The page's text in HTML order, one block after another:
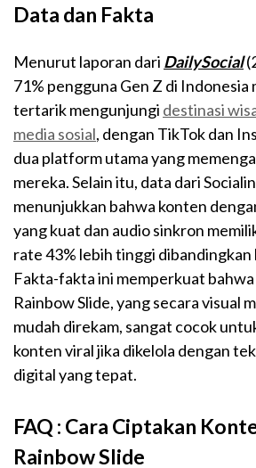
Data dan Fakta
Menurut laporan dari DailySocial
71% pengguna Gen Z di Indonesia
tertarik mengunjungi destinasi
media sosial, dengan TikTok dan
dua platform utama yang
mereka. Selain itu, data dari
menunjukkan bahwa konten
yang kuat dan audio sinkron
rate 43% lebih tinggi dibandingkan
Fakta-fakta ini memperkuat
Rainbow Slide, yang secara visual
mudah direkam, sangat cocok
konten viral jika dikelola dengan
digital yang tepat.
FAQ : Cara Ciptakan
Rainbow Slide